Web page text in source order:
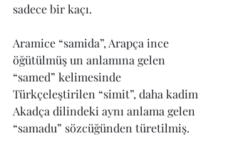
sadece bir kaçı.
Aramice “samida”, Arapça ince
öğütülmüş un anlamına gelen
“samed” kelimesinde
Türkçeleştirilen “simit”, daha kadim
Akadça dilindeki aynı anlama gelen
“samadu” sözcüğünden türetilmiş.